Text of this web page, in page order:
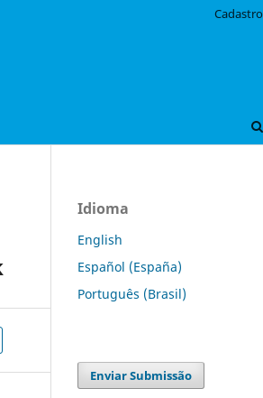
Cadastro
Idioma
English
Español (España)
Português (Brasil)
Enviar Submissão